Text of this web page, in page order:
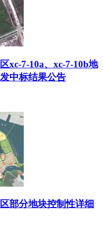
xc-7-10a、xc-7-10b地
中标结果公告
部分地块控制性详细